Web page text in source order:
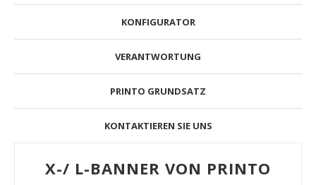
KONFIGURATOR
VERANTWORTUNG
PRINTO GRUNDSATZ
KONTAKTIEREN SIE UNS
X-/ L-BANNER VON PRINTO